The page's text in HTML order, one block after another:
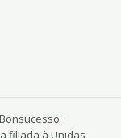
Bonsucesso ·
filiada à Unidas